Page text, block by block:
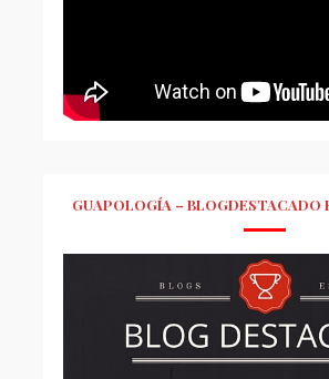
GUAPOLOGÍA – BLOGDESTACADO